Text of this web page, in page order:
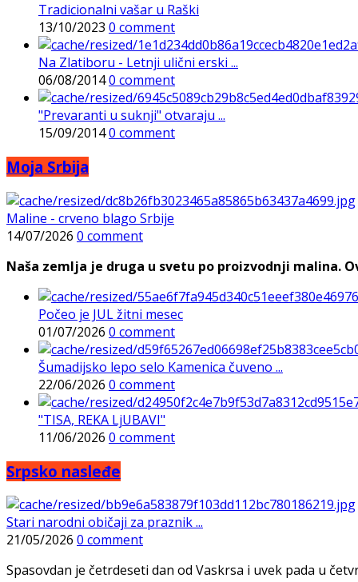
Tradicionalni vašar u Raški
13/10/2023 0 comment
Na Zlatiboru - Letnji ulični erski ...
06/08/20140 comment
"Prevaranti u suknji" otvaraju ...
15/09/20140 comment
Moja Srbija
Maline - crveno blago Srbije
14/07/2026 0 comment
Naša zemlja je druga u svetu po proizvodnji malina.
Počeo je JUL žitni mesec
01/07/2026 0 comment
Šumadijsko lepo selo Kamenica čuveno ...
22/06/2026 0 comment
"TISA, REKA LjUBAVI"
11/06/2026 0 comment
Srpsko nasleđe
Stari narodni običaji za praznik ...
21/05/2026 0 comment
Spasovdan je četrdeseti dan od Vaskrsa i uvek pada u